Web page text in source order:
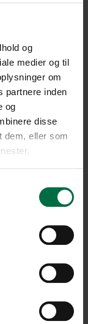
og
medier og til
om
partnere inden
og
disse
dem, eller som